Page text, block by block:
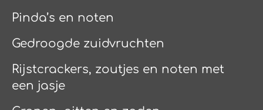
Pinda’s en noten
Gedroogde zuidvruchten
Rijstcrackers, zoutjes en noten met
een jasje